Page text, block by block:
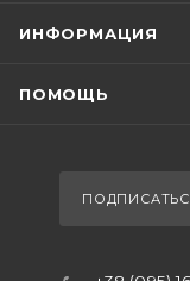
ИНФОРМАЦИЯ
ПОМОЩЬ